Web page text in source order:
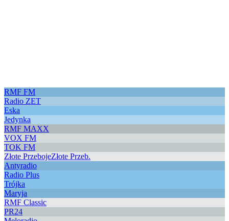
RMF FM
Radio ZET
Eska
Jedynka
RMF MAXX
VOX FM
TOK FM
Złote PrzebojeZłote Przeb.
Antyradio
Radio Plus
Trójka
Maryja
RMF Classic
PR24